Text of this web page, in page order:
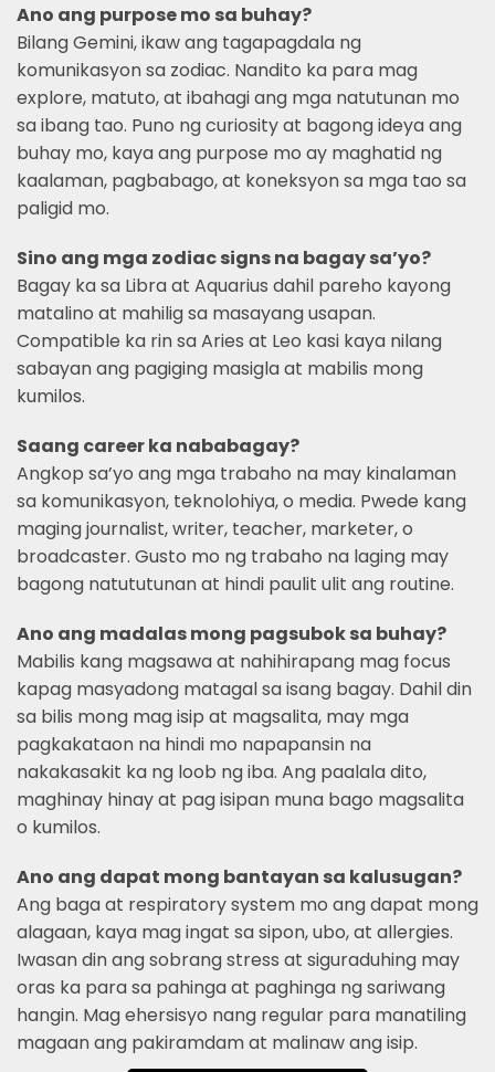
Ano ang purpose mo sa buhay?
Bilang Gemini, ikaw ang tagapagdala ng
komunikasyon sa zodiac. Nandito ka para mag
explore, matuto, at ibahagi ang mga natutunan mo
sa ibang tao. Puno ng curiosity at bagong ideya ang
buhay mo, kaya ang purpose mo ay maghatid ng
kaalaman, pagbabago, at koneksyon sa mga tao sa
paligid mo.
Sino ang mga zodiac signs na bagay sa’yo?
Bagay ka sa Libra at Aquarius dahil pareho kayong
matalino at mahilig sa masayang usapan.
Compatible ka rin sa Aries at Leo kasi kaya nilang
sabayan ang pagiging masigla at mabilis mong
kumilos.
Saang career ka nababagay?
Angkop sa’yo ang mga trabaho na may kinalaman
sa komunikasyon, teknolohiya, o media. Pwede kang
maging journalist, writer, teacher, marketer, o
broadcaster. Gusto mo ng trabaho na laging may
bagong natututunan at hindi paulit ulit ang routine.
Ano ang madalas mong pagsubok sa buhay?
Mabilis kang magsawa at nahihirapang mag focus
kapag masyadong matagal sa isang bagay. Dahil din
sa bilis mong mag isip at magsalita, may mga
pagkakataon na hindi mo napapansin na
nakakasakit ka ng loob ng iba. Ang paalala dito,
maghinay hinay at pag isipan muna bago magsalita
o kumilos.
Ano ang dapat mong bantayan sa kalusugan?
Ang baga at respiratory system mo ang dapat mong
alagaan, kaya mag ingat sa sipon, ubo, at allergies.
Iwasan din ang sobrang stress at siguraduhing may
oras ka para sa pahinga at paghinga ng sariwang
hangin. Mag ehersisyo nang regular para manatiling
magaan ang pakiramdam at malinaw ang isip.